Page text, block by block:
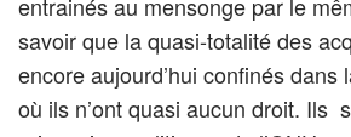
entrainés au mensonge par le
savoir que la quasi-totalité des
encore aujourd’hui confinés dans
où ils n’ont quasi aucun droit. Ils